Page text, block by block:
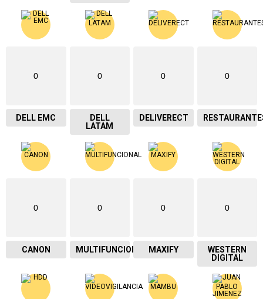
0
DELL EMC
0
DELL
LATAM
0
DELIVERECT
0
0
CANON
0
MULTIFUNCIONAL
0
MAXIFY
0
WESTERN
DIGITAL